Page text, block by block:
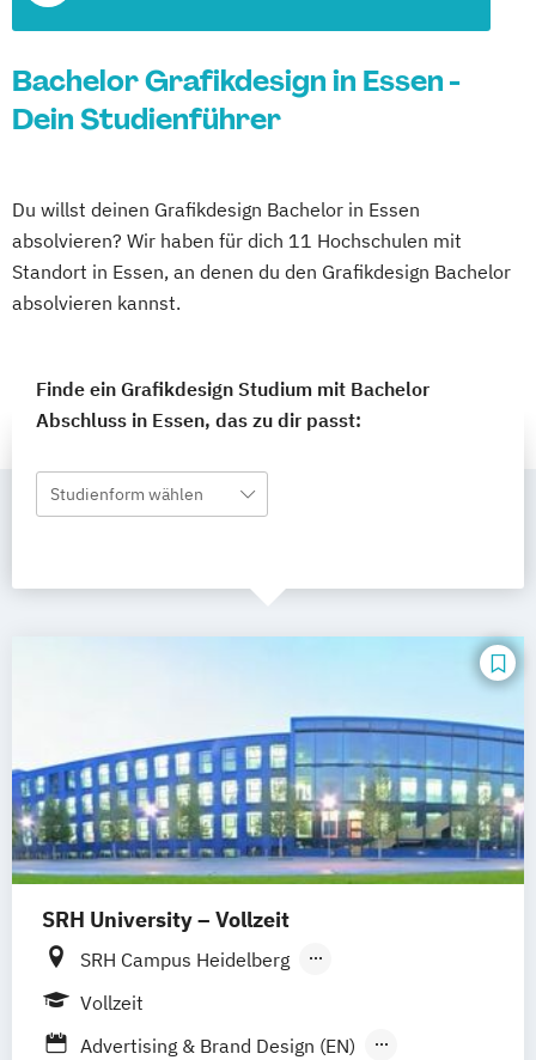
Bachelor Grafikdesign in Essen -
Dein Studienführer
Du willst deinen Grafikdesign Bachelor in Essen
absolvieren? Wir haben für dich 11 Hochschulen mit
Standort in Essen, an denen du den Grafikdesign Bachelor
absolvieren kannst.
Finde ein Grafikdesign Studium mit Bachelor
Abschluss in Essen, das zu dir passt:
Studienform wählen
SRH University – Vollzeit
SRH Campus Heidelberg
SRH Campus Berlin
Vollzeit
Advertising & Brand Design (EN)